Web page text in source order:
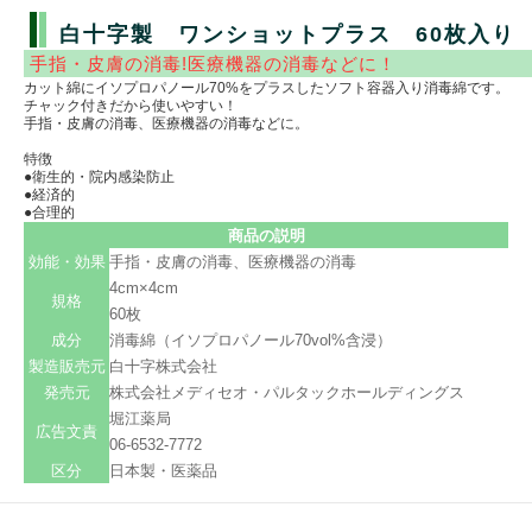
白十字製 ワンショットプラス 60枚入り
手指・皮膚の消毒!医療機器の消毒などに！
カット綿にイソプロパノール70%をプラスしたソフト容器入り消毒綿です。
チャック付きだから使いやすい！
手指・皮膚の消毒、医療機器の消毒などに。
特徴
●衛生的・院内感染防止
●経済的
●合理的
商品の説明
効能・効果 手指・皮膚の消毒、医療機器の消毒
規格
4cm×4cm
60枚
成分
消毒綿（イソプロパノール70vol%含浸）
製造販売元 白十字株式会社
発売元
株式会社メディセオ・パルタックホールディングス
広告文責
堀江薬局
06-6532-7772
区分
日本製・医薬品